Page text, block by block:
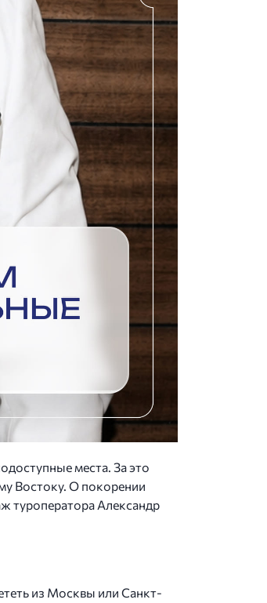
места. За это
Востоку. О покорении
туроператора Александр
из Москвы или Санкт-